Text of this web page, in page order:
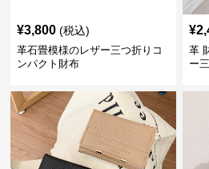
¥3,800 (税込)
革石畳模様のレザー三つ折りコ
ンパクト財布
¥
革
ー